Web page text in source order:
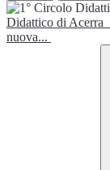
Didattico di Acerra
nuova...